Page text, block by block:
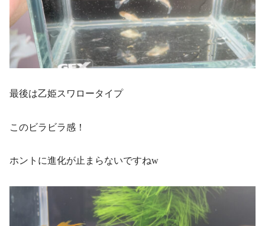
最後は乙姫スワロータイプ
このビラビラ感！
ホントに進化が止まらないですねw